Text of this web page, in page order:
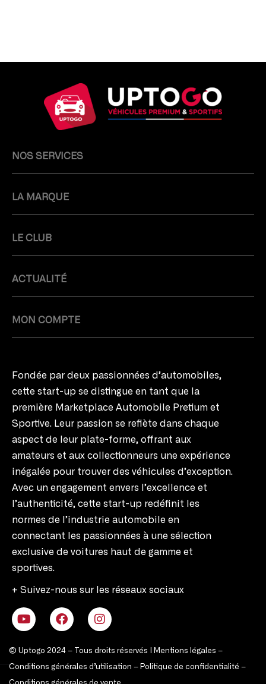
NOS SERVICES
LA MARQUE
LE CLUB
ACTUALITÉ
MON COMPTE
Fondée par deux passionnées d’automobiles,
cette start-up se distingue en tant que la
première Marketplace Automobile Pretium et
Sportive. Leur passion se reflète dans chaque
aspect de leur plate-forme, offrant aux
amateurs et aux collectionneurs une expérience
inégalée pour trouver des véhicules d’exception.
Avec un engagement envers l’excellence et
l’authenticité, cette start-up redéfinit les
normes de l’industrie automobile en
connectant les passionnées à une sélection
exclusive de voitures haut de gamme et
sportives.
+ Suivez-nous sur les réseaux sociaux
© Uptogo 2024 – Tous droits réservés | Mentions légales –
Conditions générales d’utilisation – Politique de confidentialité –